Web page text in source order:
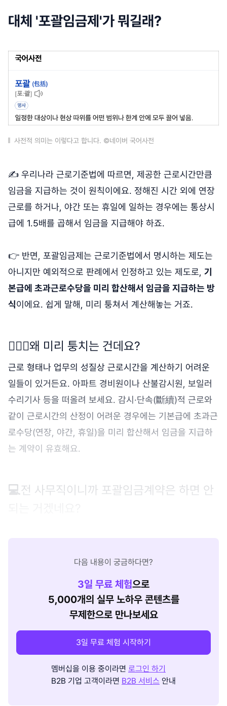
대체 '포괄임금제'가 뭐길래?
사전적 의미는 이렇다고 합니다. ©네이버 국어사전
✍ 우리나라 근로기준법에 따르면, 제공한 근로시간만큼
임금을 지급하는 것이 원칙이에요. 정해진 시간 외에 연장
근로를 하거나, 야간 또는 휴일에 일하는 경우에는 통상시
급에 1.5배를 곱해서 임금을 지급해야 하죠.
👉 반면, 포괄임금제는 근로기준법에서 명시하는 제도는
아니지만 예외적으로 판례에서 인정하고 있는 제도로, 기
본급에 초과근로수당을 미리 합산해서 임금을 지급하는 방
식이에요. 쉽게 말해, 미리 퉁쳐서 계산해놓는 거죠.
🤷🏻‍♀️왜 미리 퉁치는 건데요?
근로 형태나 업무의 성질상 근로시간을 계산하기 어려운
일들이 있거든요. 아파트 경비원이나 산불감시원, 보일러
수리기사 등을 떠올려 보세요. 감시·단속(斷續)적 근로와
같이 근로시간의 산정이 어려운 경우에는 기본급에 초과근
로수당(연장, 야간, 휴일)을 미리 합산해서 임금을 지급하
는 계약이 유효해요.
💻전 사무직이니까 포괄임금계약은 하면 안
다음 내용이 궁금하다면?
3일 무료 체험으로
5,000개의 실무 노하우 콘텐츠를
무제한으로 만나보세요
3일 무료 체험 시작하기
멤버십을 이용 중이라면 로그인 하기
B2B 기업 고객이라면 B2B 서비스 안내